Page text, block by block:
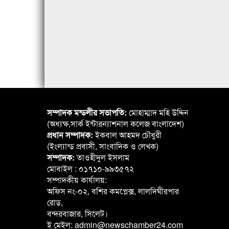
সম্পাদক মন্ডলীর সভাপতি: মোহাম্মাদ মহি উদ্দিন
(অধ্যক্ষ,সার্ক ইন্টারন্যাশনাল কলেজ বাংলাদেশ)
প্রধান সম্পাদক:ইকবাল আহমদ চৌধুরী
(ইংল্যান্ড প্রবাসী, সাংবাদিক ও লেখক)
সম্পাদক:তাওহীদুল ইসলাম
মোবাইল : ০১৭১০-৯৯৩৫৭২
সম্পাদকীয় কার্যালয়:
অফিস নং-০২, বশির কমপ্লেক্স, লালদিঘীরপার
রোড,
বন্দরবাজার, সিলেট।
ই মেইল: admin@newschamber24.com